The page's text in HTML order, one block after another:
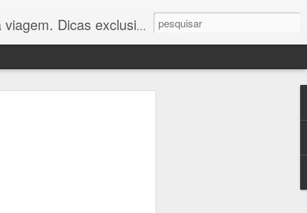
viajar com economia e conforto. Confira!"